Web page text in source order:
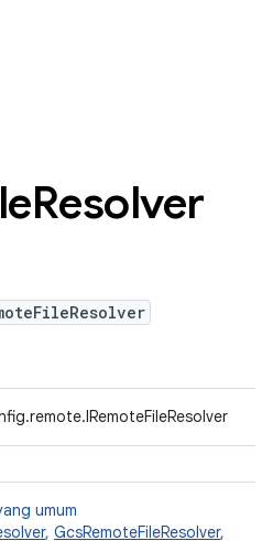
Resolver
umum
, GcsRemoteFileResolver,